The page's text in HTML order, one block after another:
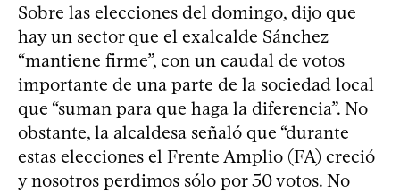
Sobre las elecciones del domingo, dijo que
hay un sector que el exalcalde Sánchez
“mantiene firme”, con un caudal de votos
importante de una parte de la sociedad local
que “suman para que haga la diferencia”. No
obstante, la alcaldesa señaló que “durante
estas elecciones el Frente Amplio (FA) creció
y nosotros perdimos sólo por 50 votos. No